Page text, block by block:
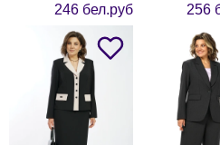
246 бел.руб
256